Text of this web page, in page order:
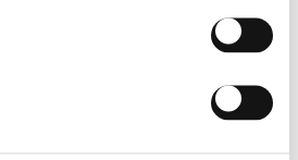
verantwortungsbewusster